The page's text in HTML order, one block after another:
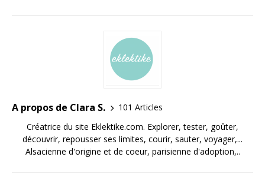
A propos de Clara S.
101 Articles
Créatrice du site Eklektike.com. Explorer, tester, goûter,
découvrir, repousser ses limites, courir, sauter, voyager,...
Alsacienne d'origine et de coeur, parisienne d'adoption,..